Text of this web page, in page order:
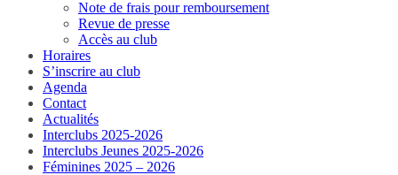
Note de frais pour remboursement
Revue de presse
Accès au club
Horaires
S’inscrire au club
Agenda
Contact
Actualités
Interclubs 2025-2026
Interclubs Jeunes 2025-2026
Féminines 2025 – 2026